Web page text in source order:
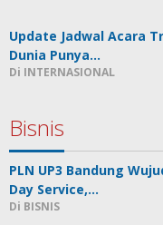
Update Jadwal Acara
Dunia Punya…
Di INTERNASIONAL
Bisnis
PLN UP3 Bandung
Day Service,…
Di BISNIS